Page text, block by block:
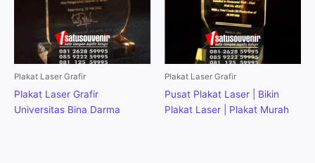
Plakat Laser Grafir
Plakat Laser Grafir
Universitas Bina Darma
Plakat Laser Grafir
Pusat Plakat Laser | Bikin
Plakat Laser | Plakat Murah